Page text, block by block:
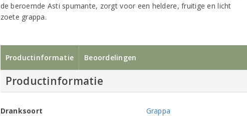
de beroemde Asti spumante, zorgt voor een heldere, fruitige en licht
zoete grappa.
Productinformatie Beoordelingen
Productinformatie
Dranksoort
Grappa